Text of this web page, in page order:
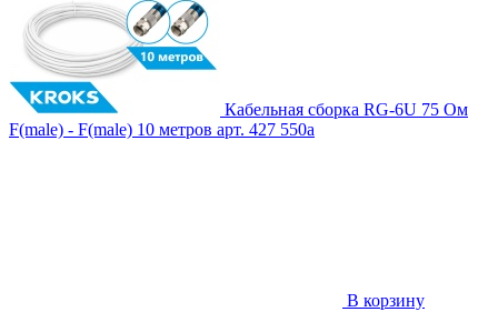
Кабельная сборка RG-6U 75 Ом
F(male) - F(male) 10 метров арт. 427 550a
В корзину